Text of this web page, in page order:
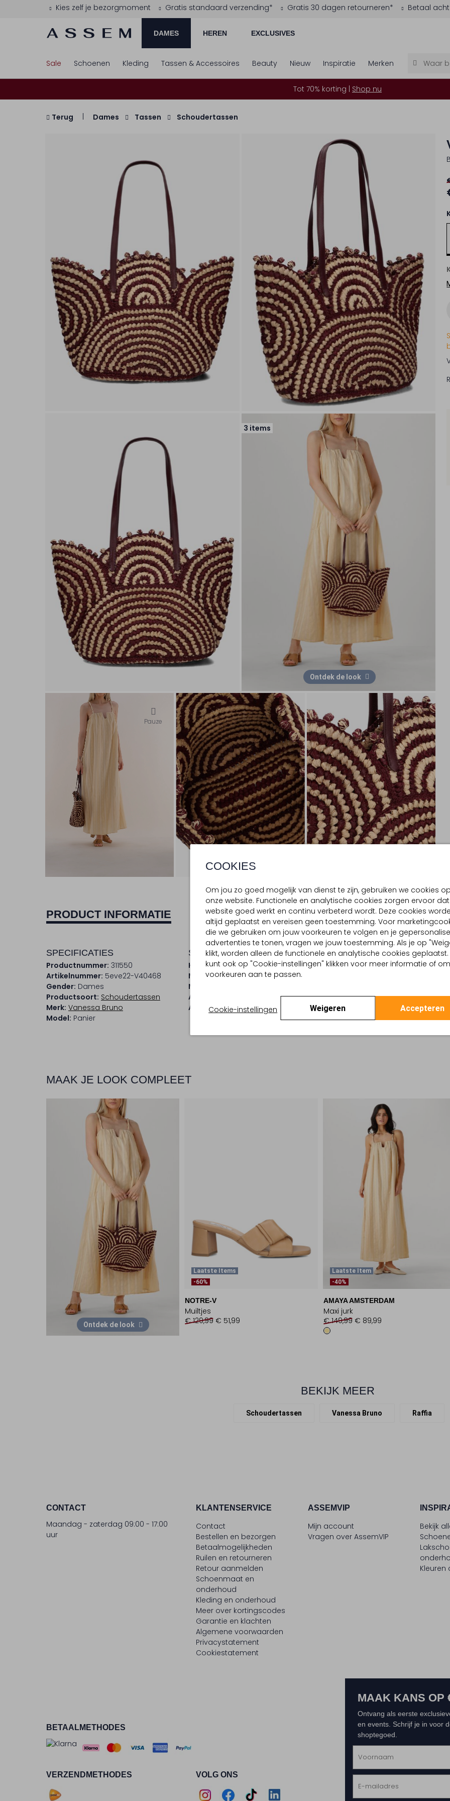
Kies zelf je bezorgmoment Gratis standaard verzending* Gratis 30 dagen retourneren* Betaal
DAMES HEREN EXCLUSIVES
COOKIES
Om jou zo goed mogelijk van dienst te zijn, gebruiken we cookies
onze website. Functionele en analytische cookies zorgen ervoor
website goed werkt en continu verbeterd wordt. Deze cookies
altijd geplaatst en vereisen geen toestemming. Voor
die we gebruiken om jouw voorkeuren te volgen en je
advertenties te tonen, vragen we jouw toestemming. Als je op
klikt, worden alleen de functionele en analytische cookies geplaatst.
kunt ook op "Cookie-instellingen" klikken voor meer informatie of
voorkeuren aan te passen.
Cookie-instellingen Weigeren Accepteren
Sale Schoenen Kleding Tassen & Accessoires Beauty Nieuw Inspiratie Merken
Tot 70% korting | Shop nu
Terug Dames Tassen Schoudertassen
3 items
Ontdek de look
Pauze
PRODUCT INFORMATIE BEZORGEN & RETOURNEREN
SPECIFICATIES
Productnummer: 311550
Artikelnummer: 5eve22-V40468
Gender: Dames
Productsoort: Schoudertassen
Merk: Vanessa Bruno
Model: Panier
SAMENSTELLING & PASVORM
Kleur: Bordeaux
Materiaal buitenkant: Raffia
Materiaal binnenkant:
Afmetingen:
Afneembaar hengsel: Nee
OMSCHRIJVING
Ontdek de charmante
uitstraling en een lichte
een stijlvolle en praktische
ontwerpen die moeiteloos
MAAK JE LOOK COMPLEET
Ontdek de look
Laatste Items
-60%
NOTRE-V
Muiltjes
€ 129,99 € 51,99
Laatste Item
-40%
AMAYA AMSTERDAM
Maxi jurk
€ 149,99 € 89,99
BEKIJK MEER
Schoudertassen Vanessa Bruno Raffia
CONTACT
Maandag - zaterdag 09:00 - 17:00
uur
KLANTENSERVICE
Contact
Bestellen en bezorgen
Betaalmogelijkheden
Ruilen en retourneren
Retour aanmelden
Schoenmaat en
onderhoud
Kleding en onderhoud
Meer over kortingscodes
Garantie en klachten
Algemene voorwaarden
Privacystatement
Cookiestatement
ASSEMVIP
Mijn account
Vragen over AssemVIP
Bekijk
BETAALMETHODES
VERZENDMETHODES VOLG ONS
MAAK KANS OP
Ontvang als eerste
en events. Schrijf je in voor
shoptegoed.